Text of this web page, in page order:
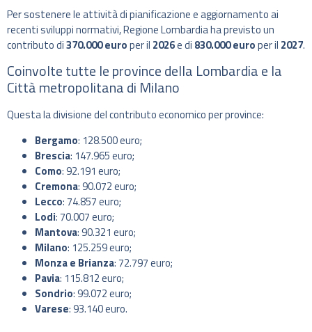
Per sostenere le attività di pianificazione e aggiornamento ai
recenti sviluppi normativi, Regione Lombardia ha previsto un
contributo di370.000 europer il 2026e di 830.000 europer il 2027.
Coinvolte tutte le province della Lombardia e la
Città metropolitana di Milano
Questa la divisione del contributo economico per province:
Bergamo: 128.500 euro;
Brescia: 147.965 euro;
Como: 92.191 euro;
Cremona: 90.072 euro;
Lecco: 74.857 euro;
Lodi: 70.007 euro;
Mantova: 90.321 euro;
Milano: 125.259 euro;
Monza e Brianza: 72.797 euro;
Pavia: 115.812 euro;
Sondrio: 99.072 euro;
Varese: 93.140 euro.